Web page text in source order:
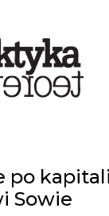
po
Sowie